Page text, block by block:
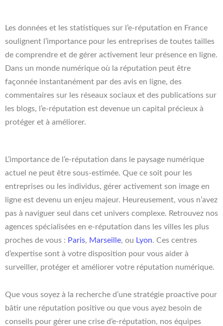
Les données et les statistiques sur l’e-réputation en France
soulignent l’importance pour les entreprises de toutes tailles
de comprendre et de gérer activement leur présence en ligne.
Dans un monde numérique où la réputation peut être
façonnée instantanément par des avis en ligne, des
commentaires sur les réseaux sociaux et des publications sur
les blogs, l’e-réputation est devenue un capital précieux à
protéger et à améliorer.
L’importance de l’e-réputation dans le paysage numérique
actuel ne peut être sous-estimée. Que ce soit pour les
entreprises ou les individus, gérer activement son image en
ligne est devenu un enjeu majeur. Heureusement, vous n’avez
pas à naviguer seul dans cet univers complexe. Retrouvez nos
agences spécialisées en e-réputation dans les villes les plus
proches de vous : Paris, Marseille, ou Lyon. Ces centres
d’expertise sont à votre disposition pour vous aider à
surveiller, protéger et améliorer votre réputation numérique.
Que vous soyez à la recherche d’une stratégie proactive pour
bâtir une réputation positive ou que vous ayez besoin de
conseils pour gérer une crise d’e-réputation, nos équipes